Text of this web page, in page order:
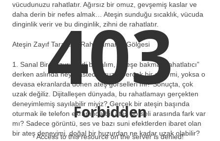
vücudunuzu rahatlatır. Ağırsız bir omuz, gevşemiş kaslar ve
daha derin bir nefes almak… Ateşin sunduğu sıcaklık, vücuda
dinginlik verir ve bu dinginlik, zihni de rahatlatır.
Ateşin Zayıf Tarafları: Rahatlamanın Gölgesi
1. Sanal Bir Huzur: Hadi bakalım, “Ateşe bakmak rahatlatıcı”
derken aslında neyi kastediyoruz? Gerçek bir ateş mi, yoksa o
devasa ekranlarda dönen ateş görselleri mi? Sonuçta, çok
uzak değiliz. Dijitalleşen dünyada, bu rahatlamayı gerçekten
deneyimlemiş sayılabilir miyiz? Gerçek bir ateşin başında
oturmak ile telefon ekranında bir ateş görseli arasında fark var
mı? Sadece görüntü, ses ve bazı suni efektlerden ibaret olan
bir ateş deneyimi, doğal bir huzurdan ne kadar uzak olabilir?
403
Forbidden
Access to this resource on the server is denied!